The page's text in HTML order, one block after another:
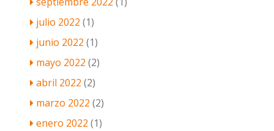
julio 2022 (1)
junio 2022 (1)
mayo 2022 (2)
abril 2022 (2)
marzo 2022 (2)
enero 2022 (1)